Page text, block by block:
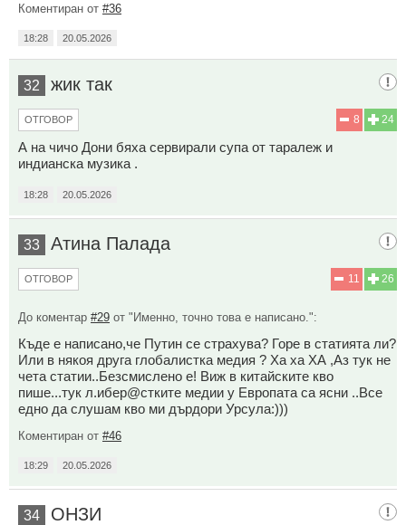
Коментиран от #36
18:28 20.05.2026
32 жик так
24
8
ОТГОВОР
А на чичо Дони бяха сервирали супа от таралеж и
индианска музика .
18:28 20.05.2026
33 Атина Палада
26
11
ОТГОВОР
До коментар #29 от "Именно, точно това е написано.":
Къде е написано,че Путин се страхува? Горе в статията ли?
Или в някоя друга глобалистка медия ? Ха ха ХА ,Аз тук не
чета статии..Безсмислено е! Виж в китайските кво
пише...тук л.ибер@стките медии у Европата са ясни ..Все
едно да слушам кво ми дърдори Урсула:)))
Коментиран от #46
18:29 20.05.2026
34 ОНЗИ